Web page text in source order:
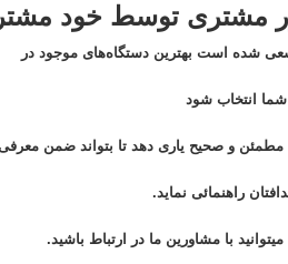
مشتری توسط خود
شده است بهترین دستگاه‌های موجود در
شما انتخاب شود
مطمئن و صحیح یاری دهد تا بتواند ضمن
راهنمائی نماید.
با مشاورین ما در ارتباط باشید.